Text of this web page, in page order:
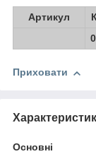
Артикул
Приховати
Основні